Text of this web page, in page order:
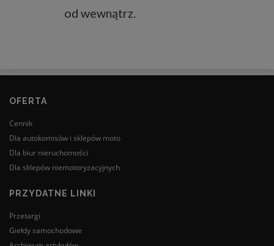
od wewnątrz.
OFERTA
Cennik
Dla autokomisów i sklepów moto
Dla biur nieruchomości
Dla sklepów niemotoryzacyjnych
PRZYDATNE LINKI
Przetargi
Giełdy samochodowe